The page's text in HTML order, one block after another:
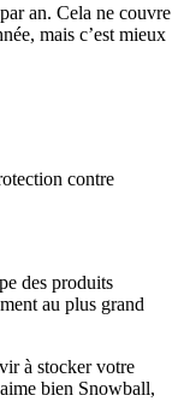
an. Cela ne couvre
mais c’est mieux
contre
des produits
au plus grand
à stocker votre
bien Snowball,